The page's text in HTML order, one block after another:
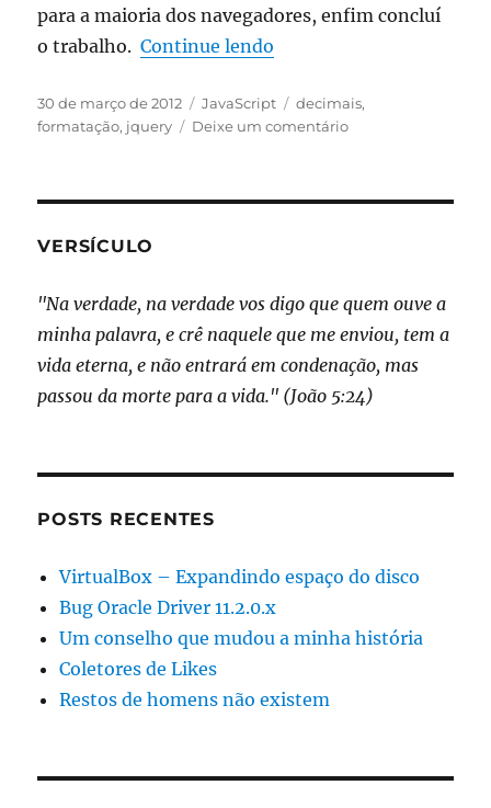
para a maioria dos navegadores, enfim concluí
o trabalho.Continue lendo
Publicado
em
30 de março de 2012 Categorias
JavaScript Tags
decimais,
formatação, jquery Deixe um comentárioem
VERSÍCULO
"Na verdade, na verdade vos digo que quem ouve a
minha palavra, e crê naquele que me enviou, tem a
vida eterna, e não entrará em condenação, mas
passou da morte para a vida." (João 5:24)
POSTS RECENTES
VirtualBox – Expandindo espaço do disco
Bug Oracle Driver 11.2.0.x
Um conselho que mudou a minha história
Coletores de Likes
Restos de homens não existem